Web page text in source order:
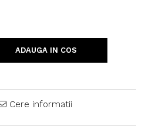
ADAUGA IN COS
Cere informatii